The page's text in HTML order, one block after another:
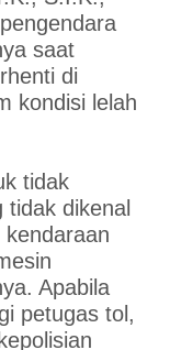
saat
di
kondisi lelah
tidak
dikenal
Apabila
petugas tol,